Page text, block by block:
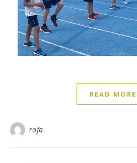
READ MORE
rafa